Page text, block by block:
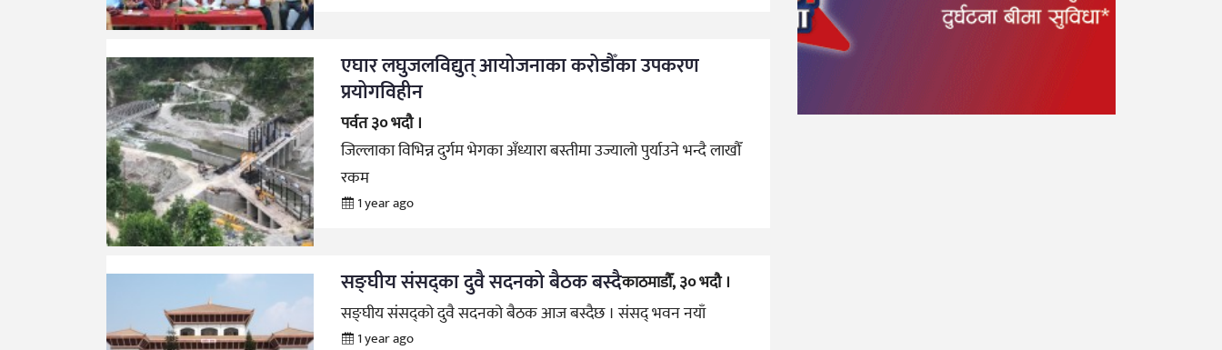
एघार लघुजलविद्युत् आयोजनाका करोडौँका उपकरण
प्रयोगविहीन
पर्वत ३० भदौ ।
जिल्लाका विभिन्न दुर्गम भेगका अँध्यारा बस्तीमा उज्यालो पुर्याउने भन्दै लाखौँ
रकम
1 year ago
सङ्घीय संसद्का दुवै सदनको बैठक बस्दैकाठमाडौँ, ३० भदौ ।
सङ्घीय संसद्को दुवै सदनको बैठक आज बस्दैछ । संसद् भवन नयाँ
1 year ago